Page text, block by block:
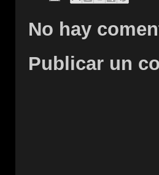
No hay
Publicar un